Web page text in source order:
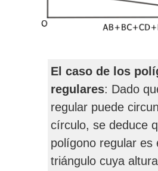
El caso de los
regulares: Dado
regular puede
círculo, se deduce
polígono regular es
triángulo cuya